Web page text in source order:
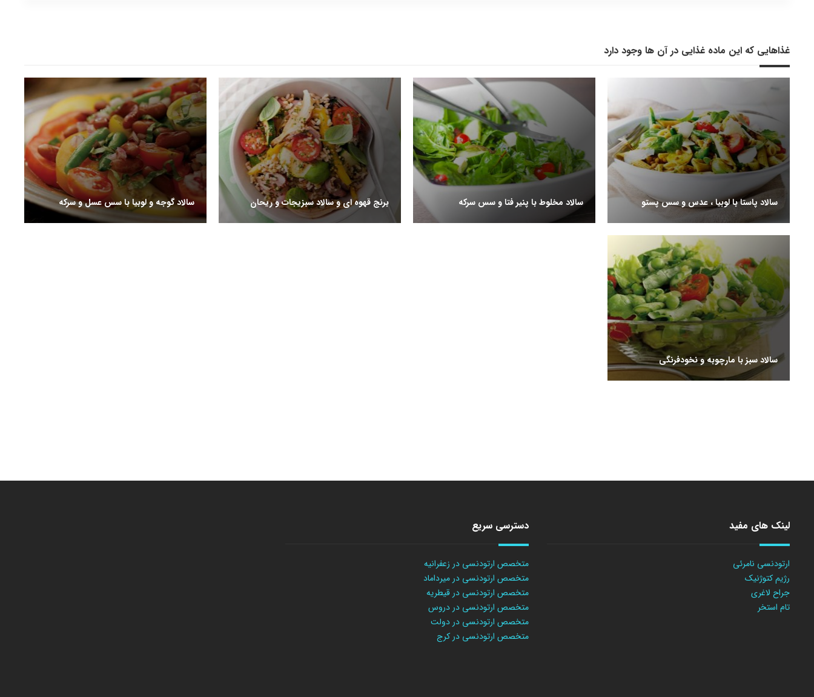
غذاهایی که این ماده غذایی در آن ها وجود دارد
سالاد پاستا با لوبیا ، عدس و سس پستو سالاد مخلوط با پنیر فتا و سس سرکه برنج قهوه ای و سالاد سبزیجات و ریحان سالاد گوجه و لوبیا با سس عسل و سرکه
سالاد سبز با مارچوبه و نخودفرنگی
لینک های مفید
ارتودنسی نامرئی
رژیم کتوژنیک
جراح لاغری
تام استخر
دسترسی سریع
متخصص ارتودنسی در زعفرانیه
متخصص ارتودنسی در میرداماد
متخصص ارتودنسی در قیطریه
متخصص ارتودنسی در دروس
متخصص ارتودنسی در دولت
متخصص ارتودنسی در کرج